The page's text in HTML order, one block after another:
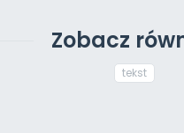
Zobacz
tekst